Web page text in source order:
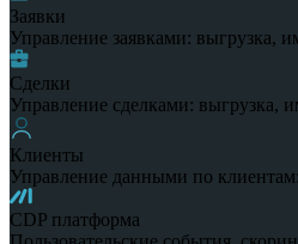
Заявки
Управление заявками: выгрузка,
Сделки
Управление сделками: выгрузка,
Клиенты
Управление данными по
CDP платформа